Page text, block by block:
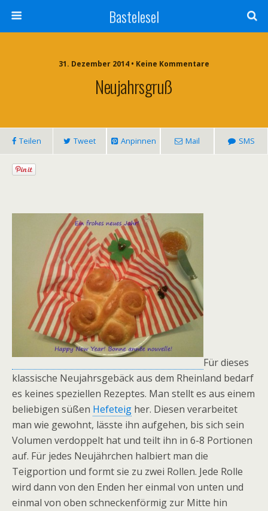
Bastelesel
31. Dezember 2014 • Keine Kommentare
Neujahrsgruß
Teilen Tweet Anpinnen Mail SMS
Für dieses
klassische Neujahrsgebäck aus dem Rheinland bedarf
es keines speziellen Rezeptes. Man stellt es aus einem
beliebigen süßen Hefeteig her. Diesen verarbeitet
man wie gewohnt, lässte ihn aufgehen, bis sich sein
Volumen verdoppelt hat und teilt ihn in 6-8 Portionen
auf. Für jedes Neujährchen halbiert man die
Teigportion und formt sie zu zwei Rollen. Jede Rolle
wird dann von den Enden her einmal von unten und
einmal von oben schneckenförmig zur Mitte hin